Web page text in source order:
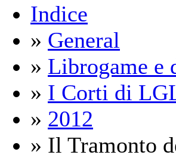
Indice
» General
» Librogame e
» I Corti di
» 2012
» Il Tramonto